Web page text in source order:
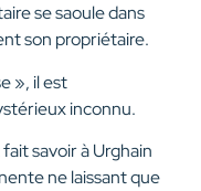
se saoule dans
son propriétaire.
», il est
inconnu.
savoir à Urghain
ne laissant que